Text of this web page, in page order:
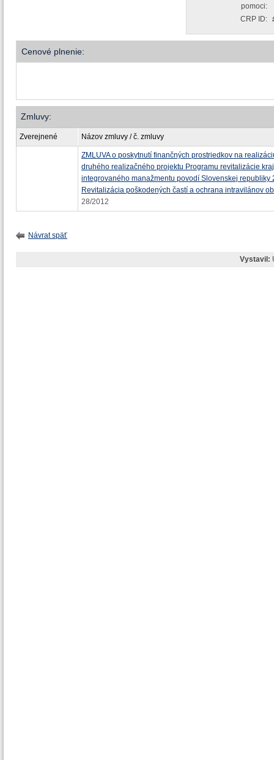
pomoci:
CRP ID:
Cenové plnenie:
Zmluvy:
Zverejnené Názov zmluvy / č. zmluvy
ZMLUVA o poskytnutí finančných prostriedkov na
druhého realizačného projektu Programu revitalizácie
integrovaného manažmentu povodí Slovenskej republiky
Revitalizácia poškodených častí a ochrana intravilánov
28/2012
Návrat späť
Vystavil: